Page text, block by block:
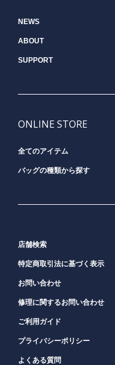
NEWS
ABOUT
SUPPORT
ONLINE STORE
全てのアイテム
バッグの種類から探す
店舗検索
特定商取引法に基づく表示
お問い合わせ
修理に関するお問い合わせ
ご利用ガイド
プライバシーポリシー
よくある質問